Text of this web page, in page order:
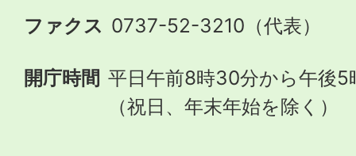
ファクス 0737-52-3210（代表）
開庁時間 平日午前8時30分から午後5
（祝日、年末年始を除く）